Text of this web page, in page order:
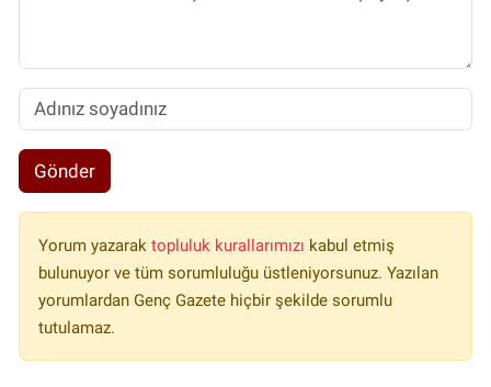
Gönder
Yorum yazarak topluluk kurallarımızı kabul etmiş
bulunuyor ve tüm sorumluluğu üstleniyorsunuz. Yazılan
yorumlardan Genç Gazete hiçbir şekilde sorumlu
tutulamaz.